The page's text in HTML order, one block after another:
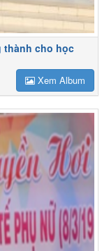
thành cho học
Xem Album